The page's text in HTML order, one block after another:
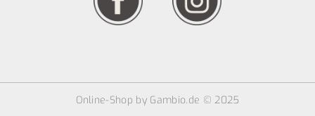
Online-Shop by Gambio.de © 2025